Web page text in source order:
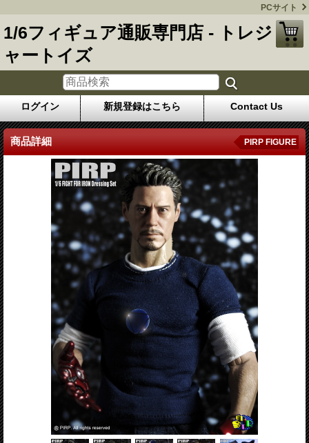
PCサイト
1/6フィギュア通販専門店 - トレジ
ャートイズ
ログイン 新規登録はこちら Contact Us
商品詳細 PIRP FIGURE